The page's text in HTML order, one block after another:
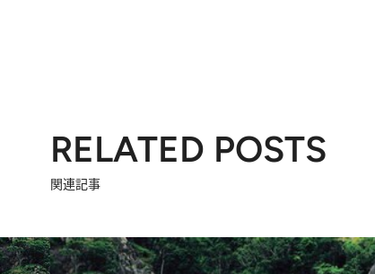
RELATED POSTS
関連記事